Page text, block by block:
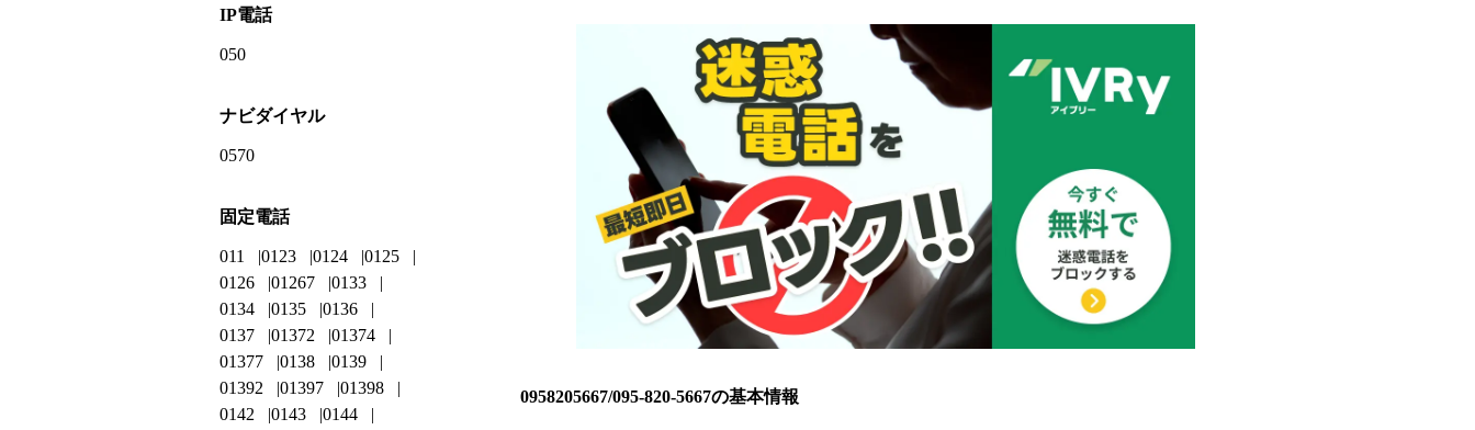
0958205667/095-820-5667の基本情報
IP電話
050
ナビダイヤル
0570
固定電話
011 0123 0124
0125
0126
01267
0133
0134
0135
0136
0137
01372
01374
01377
0138
0139
01392
01397
01398
0142
0143
0144